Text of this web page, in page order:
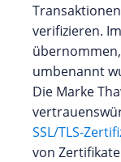
verifizieren.
umbenannt
Die Marke
SSL/TLS-
von